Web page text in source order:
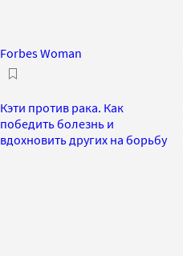
Forbes Woman
Кэти против рака. Как
победить болезнь и
вдохновить других на борьбу